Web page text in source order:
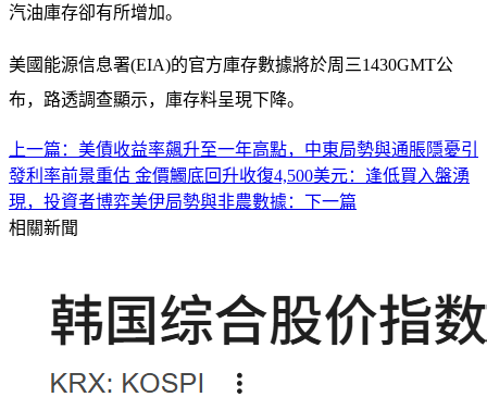
汽油庫存卻有所增加。
美國能源信息署(EIA)的官方庫存數據將於周三1430GMT公
布，路透調查顯示，庫存料呈現下降。
上一篇：美債收益率飆升至一年高點，中東局勢與通脹隱憂引
發利率前景重估 金價觸底回升收復4,500美元：逢低買入盤湧
現，投資者博弈美伊局勢與非農數據：下一篇
相關新聞